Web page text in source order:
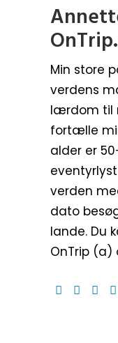
Min store
verdens
lærdom til
fortælle
alder er
verden
dato
lande. Du
OnTrip (a)